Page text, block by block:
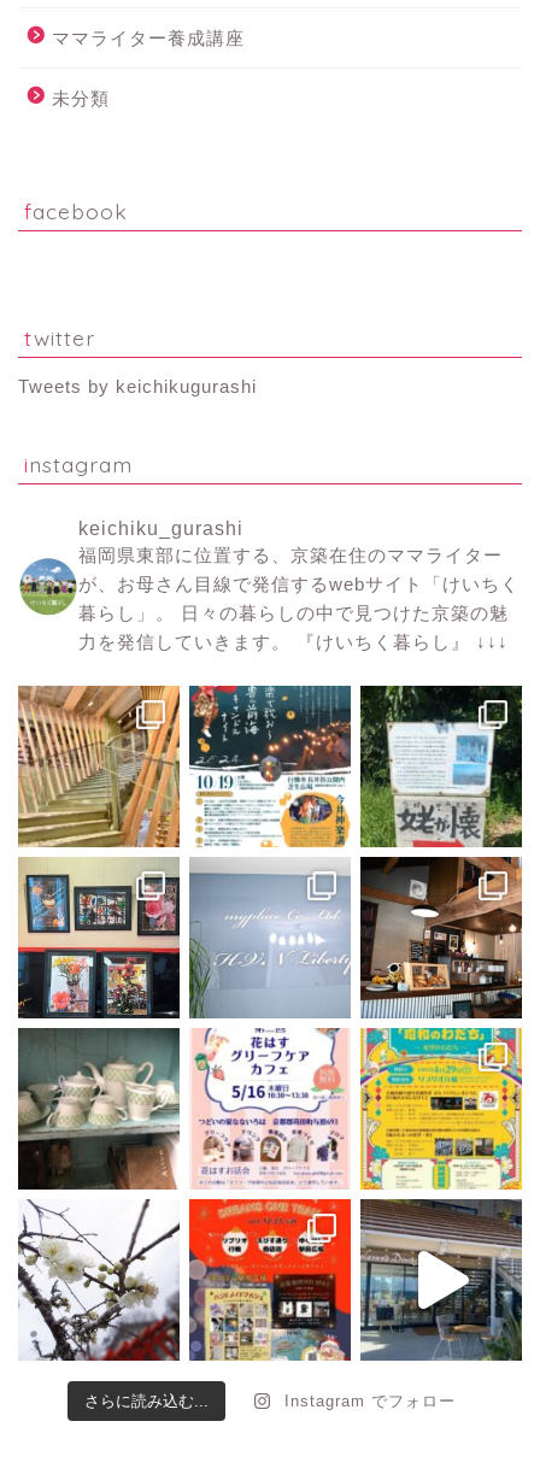
ママライター養成講座
未分類
facebook
twitter
Tweets by keichikugurashi
instagram
keichiku_gurashi
福岡県東部に位置する、京築在住のママライター
が、お母さん目線で発信するwebサイト「けいちく
暮らし」。
日々の暮らしの中で見つけた京築の魅
力を発信していきます。
『けいちく暮らし』 ↓↓↓
さらに読み込む... Instagram でフォロー